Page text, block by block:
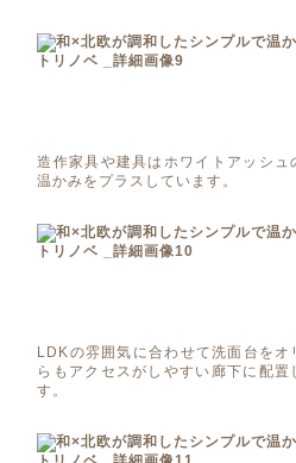
造作家具や建具はホワイトアッシ
温かみをプラスしています。
LDKの雰囲気に合わせて洗面台を
らもアクセスがしやすい廊下に配置
す。